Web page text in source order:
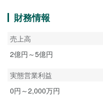
財務情報
売上高
2億円～5億円
実態営業利益
0円～2,000万円